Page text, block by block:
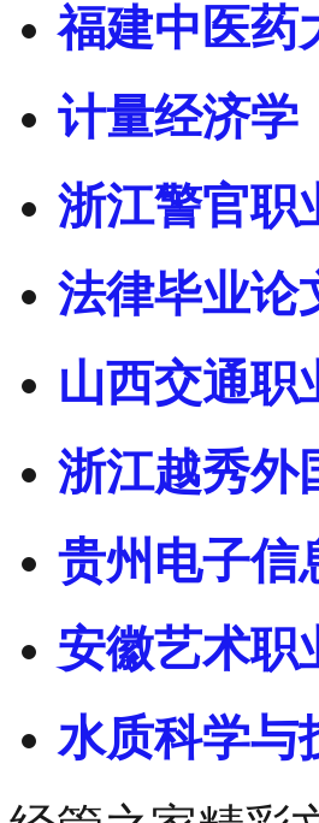
福建中医药
计量经济学
浙江警官职
法律毕业论
山西交通职
浙江越秀外
贵州电子信
安徽艺术职
水质科学与